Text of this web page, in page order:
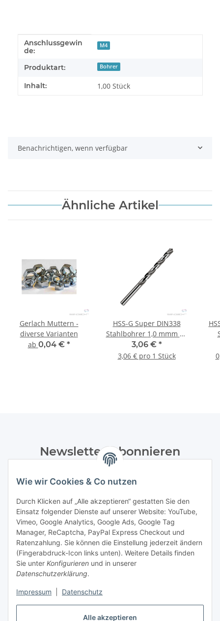
Alle akzeptieren
Wie wir Cookies & Co nutzen
Durch Klicken auf „Alle akzeptieren“ gestatten Sie den
Einsatz folgender Dienste auf unserer Website: YouTube,
Vimeo, Google Analytics, Google Ads, Google Tag
Manager, ReCaptcha, PayPal Express Checkout und
Ratenzahlung. Sie können die Einstellung jederzeit ändern
(Fingerabdruck-Icon links unten). Weitere Details finden
Sie unter Konfigurieren und in unserer
Datenschutzerklärung.
Impressum Datenschutz
Produkteigenschaft
Wert
Anschlussgewin
de:
M4
Produktart: Bohrer
Inhalt: 1,00 Stück
Benachrichtigen, wenn verfügbar
Ähnliche Artikel
Gerlach Muttern -
diverse Varianten
ab 0,04 € *
HSS-G Super DIN338
Stahlbohrer 1,0 mmm 10
Stk
3,06 € *
3,06 € pro 1 Stück
Newsletter Abonnieren
Datenschutzerklärungregelmäßig und jederzeit widerruflich
Abonnieren
Informationen
Gesetzliche Informationen
Vertrag widerrufen